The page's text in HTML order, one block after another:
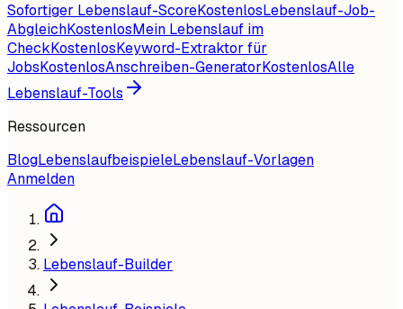
Sofortiger Lebenslauf-ScoreKostenlosLebenslauf-Job-
AbgleichKostenlosMein Lebenslauf im
CheckKostenlosKeyword-Extraktor für
JobsKostenlosAnschreiben-GeneratorKostenlosAlle
Lebenslauf-Tools
Ressourcen
BlogLebenslaufbeispieleLebenslauf-Vorlagen
Anmelden
Lebenslauf-Builder